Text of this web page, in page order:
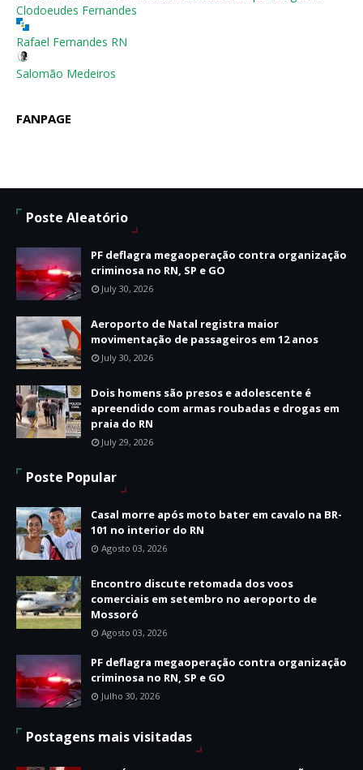
Clodoeudes Fernandes
Rafael Fernandes RN
Salomão Medeiros
FANPAGE
Poste Aleatório
PF deflagra megaoperação contra organização
criminosa no RN, SP e GO
July 30, 2026
Aeroporto de Natal registra maior
movimentação de passageiros em 12 anos
July 30, 2026
Dois homens são presos e adolescente é
apreendido com armas roubadas e drogas em
praia do RN
July 29, 2026
Poste Popular
Casal morre após moto bater em cavalo na BR-
101 no interior do RN
Agosto 03, 2026
Encontro discute retomada dos voos
comerciais em setembro no aeroporto de
Mossoró
Agosto 03, 2026
PF deflagra megaoperação contra organização
criminosa no RN, SP e GO
Julho 30, 2026
Postagens mais visitadas